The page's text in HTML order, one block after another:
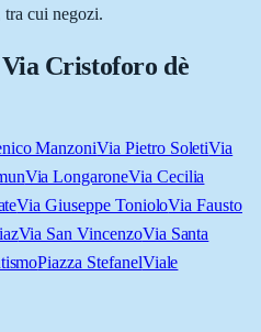
tra cui negozi.
Via Cristoforo dè
ManzoniVia Pietro SoletiVia
Via LongaroneVia Cecilia
Via Giuseppe TonioloVia Fausto
Via San VincenzoVia Santa
Piazza StefanelViale